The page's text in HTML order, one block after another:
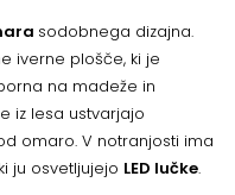
sodobnega dizajna.
iverne plošče, ki je
na madeže in
iz lesa ustvarjajo
omaro. V notranjosti ima
ju osvetljujejo LED lučke.